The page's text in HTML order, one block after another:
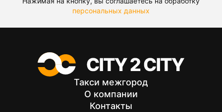
персональных данных
Такси межгород
О компании
Контакты